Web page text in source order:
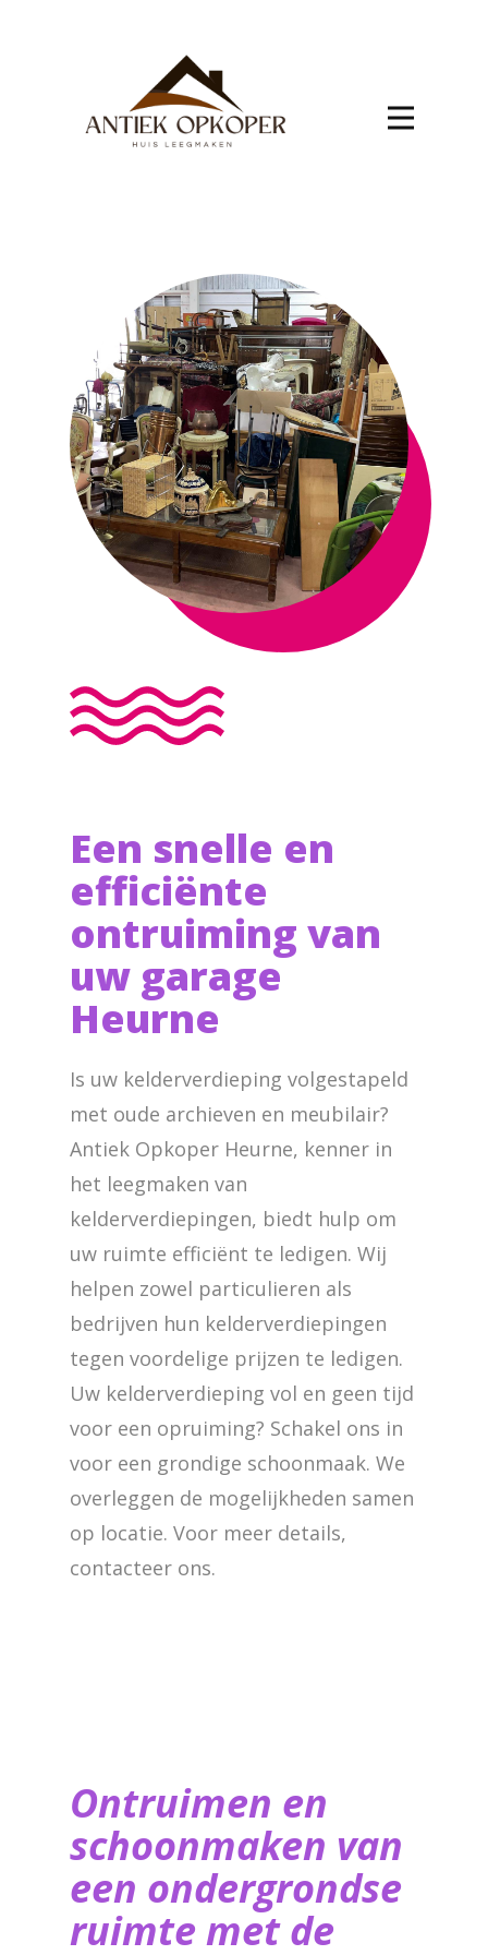
Een snelle en
efficiënte
ontruiming van
uw garage
Heurne
Is uw kelderverdieping volgestapeld
met oude archieven en meubilair?
Antiek Opkoper Heurne, kenner in
het leegmaken van
kelderverdiepingen, biedt hulp om
uw ruimte efficiënt te ledigen. Wij
helpen zowel particulieren als
bedrijven hun kelderverdiepingen
tegen voordelige prijzen te ledigen.
Uw kelderverdieping vol en geen tijd
voor een opruiming? Schakel ons in
voor een grondige schoonmaak. We
overleggen de mogelijkheden samen
op locatie. Voor meer details,
contacteer ons.
Ontruimen en
schoonmaken van
een ondergrondse
ruimte met de